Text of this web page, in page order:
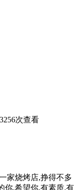
次查看
家烧烤店,挣得不多
你,希望你,有素质,有